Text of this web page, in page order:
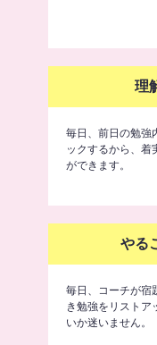
理
毎日、前日の勉強
ックするから、着
ができます。
やる
毎日、コーチが宿
き勉強をリストア
いか迷いません。